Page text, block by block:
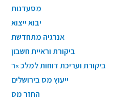
מסעדנות
יבוא ייצוא
אנרגיה מתחדשת
ביקורת וראיית חשבון
ביקורת ועריכת דוחות למלכ »ר
ייעוץ מס בירושלים
החזר מס